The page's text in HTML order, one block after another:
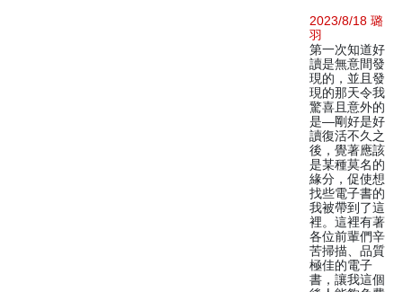
2023/8/18 璐
羽
第一次知道好
讀是無意間發
現的，並且發
現的那天令我
驚喜且意外的
是—剛好是好
讀復活不久之
後，覺著應該
是某種莫名的
緣分，促使想
找些電子書的
我被帶到了這
裡。這裡有著
各位前輩們辛
苦掃描、品質
極佳的電子
書，讓我這個